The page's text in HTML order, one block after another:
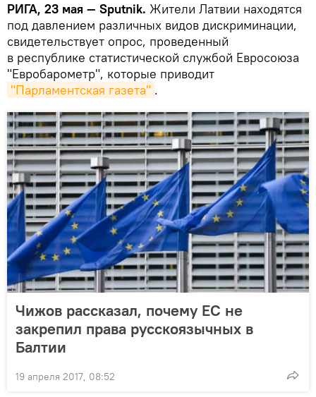
РИГА, 23 мая — Sputnik. Жители Латвии находятся
под давлением различных видов дискриминации,
свидетельствует опрос, проведенный
в республике статистической службой Евросоюза
"Евробарометр", которые приводит
"Парламентская газета" .
Чижов рассказал, почему ЕС не
закрепил права русскоязычных в
Балтии
19 апреля 2017, 08:52